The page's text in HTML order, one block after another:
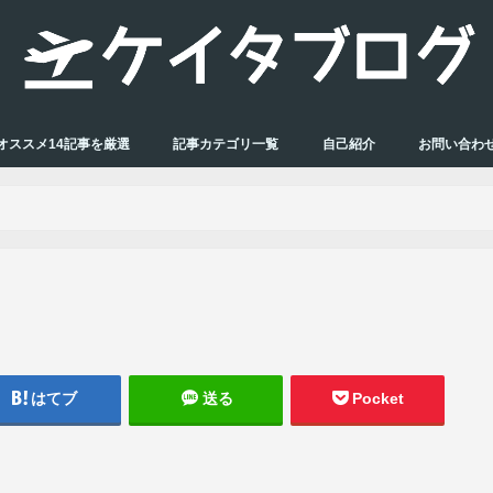
ススメ14記事を厳選 記事カテゴリ一覧 自己紹介 お問い合わ
はてブ 送る Pocket